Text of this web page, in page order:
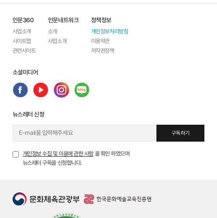
인문360
사업소개
사이트맵
관련사이트
인문네트워크
소개
사업소개
정책정보
개인정보처리방침
이용약관
저작권정책
소셜미디어
뉴스레터 신청
구독하기
개인정보 수집 및 이용에 관한 사항 을 확인 하였으며
뉴스레터 구독을 신청합니다.